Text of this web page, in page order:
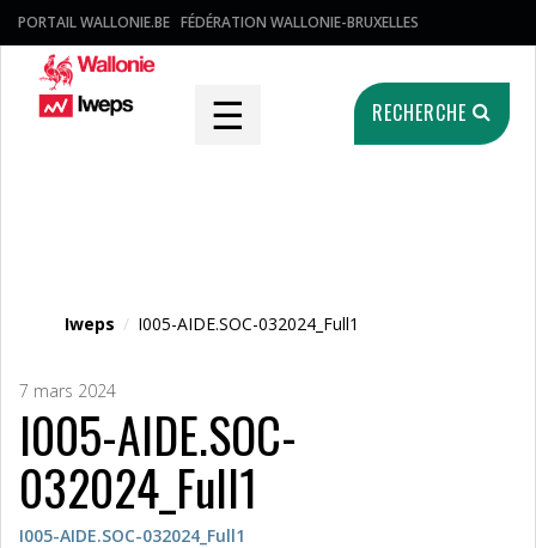
PORTAIL WALLONIE.BE FÉDÉRATION WALLONIE-BRUXELLES
☰ RECHERCHE
Iweps / I005-AIDE.SOC-032024_Full1
7 mars 2024
I005-AIDE.SOC-
032024_Full1
I005-AIDE.SOC-032024_Full1